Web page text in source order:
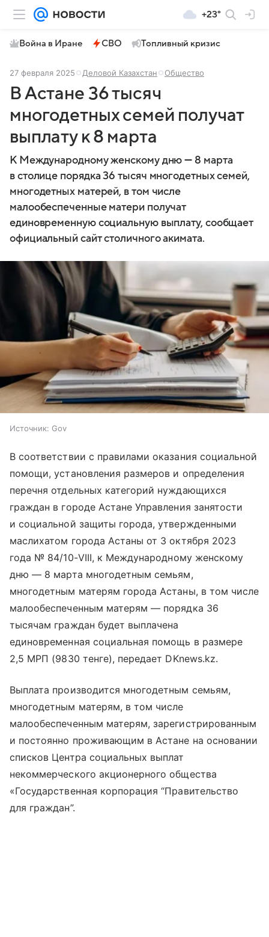
+23°
Война в Иране СВО Топливный кризис
27 февраля 2025 Деловой Казахстан Общество
В Астане 36 тысяч
многодетных семей получат
выплату к 8 марта
К Международному женскому дню — 8 марта
в столице порядка 36 тысяч многодетных семей,
многодетных матерей, в том числе
малообеспеченные матери получат
единовременную социальную выплату, сообщает
официальный сайт столичного акимата.
Источник: Gov
В соответствии с правилами оказания социальной
помощи, установления размеров и определения
перечня отдельных категорий нуждающихся
граждан в городе Астане Управления занятости
и социальной защиты города, утвержденными
маслихатом города Астаны от 3 октября 2023
года № 84/10-VIII, к Международному женскому
дню — 8 марта многодетным семьям,
многодетным матерям города Астаны, в том числе
малообеспеченным матерям — порядка 36
тысячам граждан будет выплачена
единовременная социальная помощь в размере
2,5 МРП (9830 тенге), передает DKnews.kz.
Выплата производится многодетным семьям,
многодетным матерям, в том числе
малообеспеченным матерям, зарегистрированным
и постоянно проживающим в Астане на основании
списков Центра социальных выплат
некоммерческого акционерного общества
«Государственная корпорация “Правительство
для граждан”.